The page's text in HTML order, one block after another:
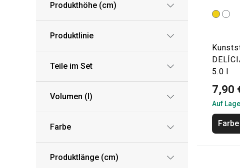
Produkthöhe (cm)
Produktlinie
Teile im Set
Volumen (l)
Farbe
Produktlänge (cm)
5.0 l
7,90
Auf